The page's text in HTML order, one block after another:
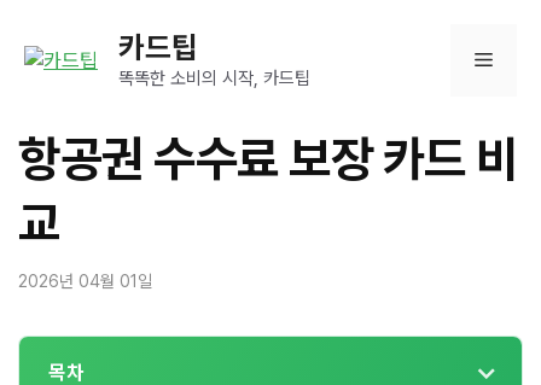
카드팁
똑똑한 소비의 시작, 카드팁
메
항공권 수수료 보장 카드 비
교
2026년 04월 01일
목차